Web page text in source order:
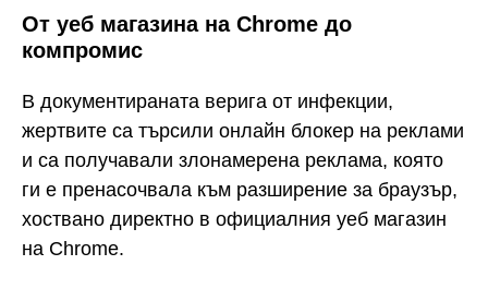
От уеб магазина на Chrome до
компромис
В документираната верига от инфекции,
жертвите са търсили онлайн блокер на реклами
и са получавали злонамерена реклама, която
ги е пренасочвала към разширение за браузър,
хоствано директно в официалния уеб магазин
на Chrome.